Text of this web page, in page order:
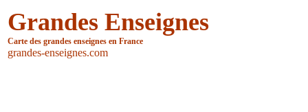
Grandes Enseignes
Carte des grandes enseignes en France
grandes-enseignes.com